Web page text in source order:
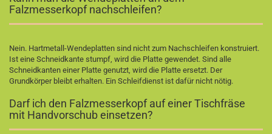
Falzmesserkopf nachschleifen?
Nein. Hartmetall-Wendeplatten sind nicht zum Nachschleifen konstruiert.
Ist eine Schneidkante stumpf, wird die Platte gewendet. Sind alle
Schneidkanten einer Platte genutzt, wird die Platte ersetzt. Der
Grundkörper bleibt erhalten. Ein Schleifdienst ist dafür nicht nötig.
Darf ich den Falzmesserkopf auf einer Tischfräse
mit Handvorschub einsetzen?